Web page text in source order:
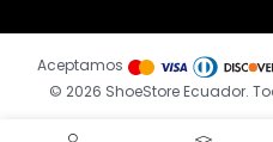
© 2026 ShoeStore Ecuador.
Aceptamos